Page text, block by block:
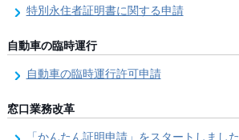
特別永住者証明書に関する申請
自動車の臨時運行
自動車の臨時運行許可申請
窓口業務改革
「かんたん証明申請」をスタートしました